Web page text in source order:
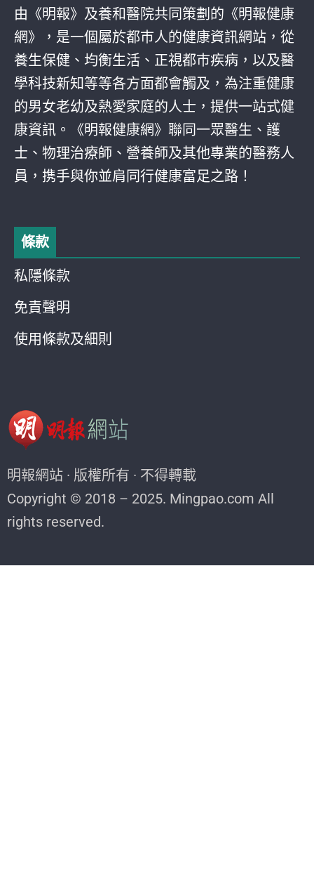
由《明報》及養和醫院共同策劃的《明報健康
網》，是一個屬於都巿人的健康資訊網站，從
養生保健、均衡生活、正視都巿疾病，以及醫
學科技新知等等各方面都會觸及，為注重健康
的男女老幼及熱愛家庭的人士，提供一站式健
康資訊。《明報健康網》聯同一眾醫生、護
士、物理治療師、營養師及其他專業的醫務人
員，携手與你並肩同行健康富足之路！
條款
私隱條款
免責聲明
使用條款及細則
明報網站 · 版權所有 · 不得轉載
Copyright © 2018 – 2025. Mingpao.com All
rights reserved.